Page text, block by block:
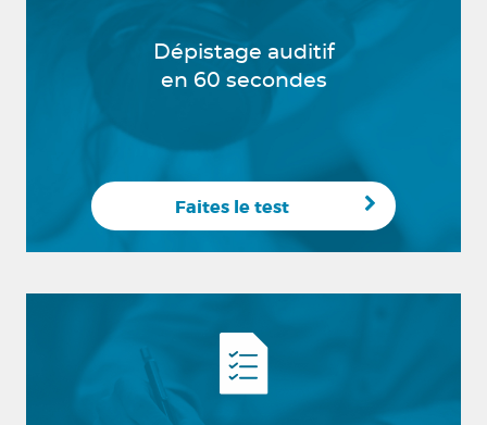
Dépistage auditif
en 60 secondes
Faites le test